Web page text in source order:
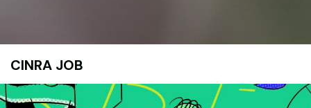
CINRA JOB